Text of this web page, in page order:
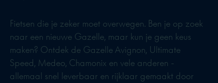
Fietsen die je zeker moet overwegen. Ben je op zoek
naar een nieuwe Gazelle, maar kun je geen keus
maken? Ontdek de Gazelle Avignon, Ultimate
Speed, Medeo, Chamonix en vele anderen -
allemaal snel leverbaar en rijklaar gemaakt door